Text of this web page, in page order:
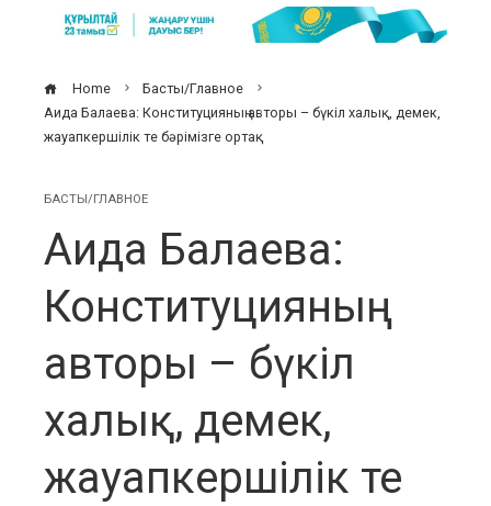
Home
Басты/Главное
Аида Балаева: Конституцияның авторы – бүкіл халық, демек,
жауапкершілік те бәрімізге ортақ
БАСТЫ/ГЛАВНОЕ
Аида Балаева:
Конституцияның
авторы – бүкіл
халық, демек,
жауапкершілік те